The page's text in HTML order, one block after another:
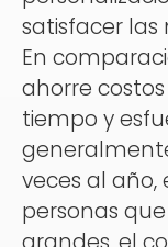
satisfacer las
En
ahorre
tiempo y
veces al
personas